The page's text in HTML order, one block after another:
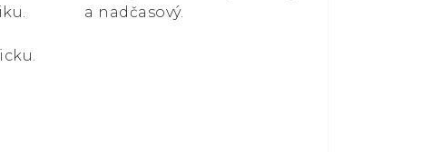
a nadčasový.